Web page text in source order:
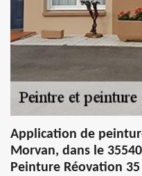
Application de
Morvan, dans le
Peinture Réovation